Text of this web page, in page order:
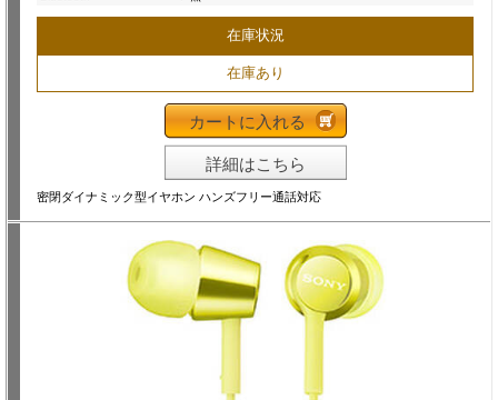
在庫状況
在庫あり
カートに入れる
詳細はこちら
密閉ダイナミック型イヤホン ハンズフリー通話対応